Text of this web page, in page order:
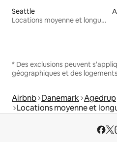
Seattle
Locations moyenne et longue durée
* Des exclusions peuvent
géographiques et des
Airbnb Danemark Agedrup
Locations moyenne et